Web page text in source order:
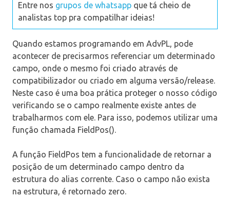
Entre nos grupos de whatsapp que tá cheio de
analistas top pra compatilhar ideias!
Quando estamos programando em AdvPL, pode
acontecer de precisarmos referenciar um determinado
campo, onde o mesmo foi criado através de
compatibilizador ou criado em alguma versão/release.
Neste caso é uma boa prática proteger o nosso código
verificando se o campo realmente existe antes de
trabalharmos com ele. Para isso, podemos utilizar uma
função chamada FieldPos().
A função FieldPos tem a funcionalidade de retornar a
posição de um determinado campo dentro da
estrutura do alias corrente. Caso o campo não exista
na estrutura, é retornado zero.